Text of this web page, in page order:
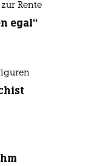
Rente
egal“